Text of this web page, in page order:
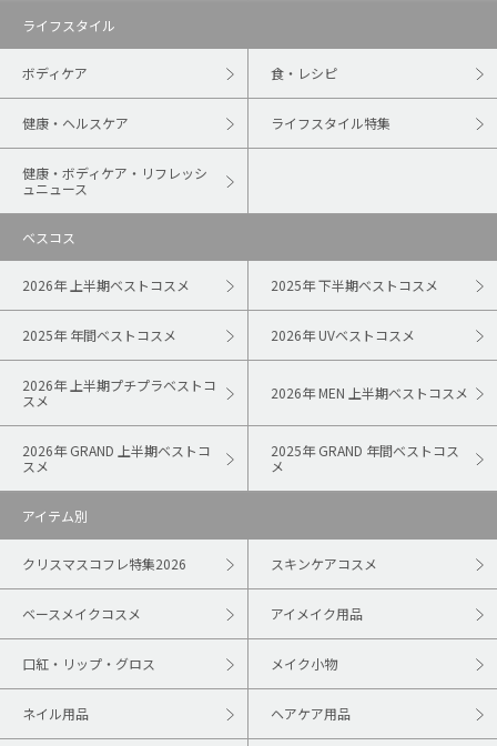
ライフスタイル
ボディケア 食・レシピ
健康・ヘルスケア ライフスタイル特集
健康・ボディケア・リフレッシ
ュニュース
ベスコス
2026年 上半期ベストコスメ 2025年 下半期ベストコスメ
2025年 年間ベストコスメ 2026年 UVベストコスメ
2026年 上半期プチプラベストコ
スメ
2026年 MEN 上半期ベストコスメ
2026年 GRAND 上半期ベストコ
スメ
2025年 GRAND 年間ベストコス
メ
アイテム別
クリスマスコフレ特集2026 スキンケアコスメ
ベースメイクコスメ アイメイク用品
口紅・リップ・グロス メイク小物
ネイル用品 ヘアケア用品